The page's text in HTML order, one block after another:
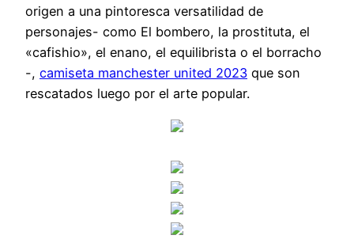
origen a una pintoresca versatilidad de
personajes- como El bombero, la prostituta, el
«cafishio», el enano, el equilibrista o el borracho
-, camiseta manchester united 2023 que son
rescatados luego por el arte popular.